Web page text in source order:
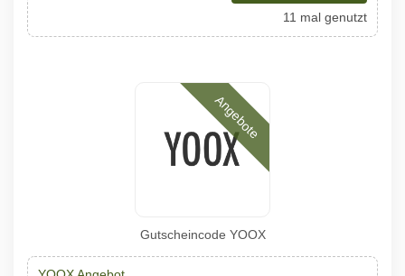
11 mal genutzt
Angebote
Gutscheincode YOOX